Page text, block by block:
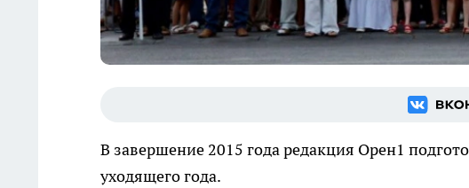
В завершение 2015 года редакция Орен1
уходящего года.